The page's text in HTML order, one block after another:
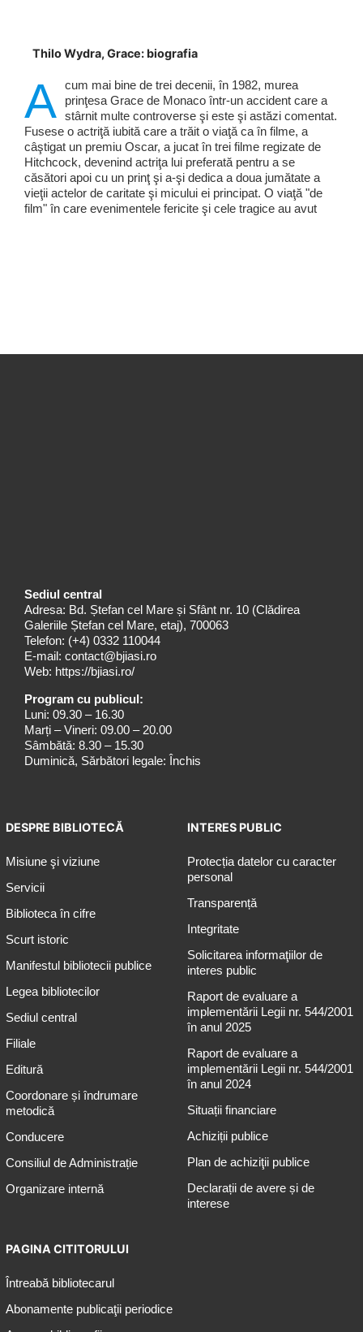
Thilo Wydra, Grace: biografia
A cum mai bine de trei decenii, în 1982, murea
prinţesa Grace de Monaco într-un accident care a
stârnit multe controverse şi este şi astăzi comentat.
Fusese o actriţă iubită care a trăit o viaţă ca în filme, a
câştigat un premiu Oscar, a jucat în trei filme regizate de
Hitchcock, devenind actriţa lui preferată pentru a se
căsători apoi cu un prinţ şi a-şi dedica a doua jumătate a
vieţii actelor de caritate şi micului ei principat. O viaţă "de
film" în care evenimentele fericite şi cele tragice au avut
Sediul central
Adresa: Bd. Ștefan cel Mare și Sfânt nr. 10 (Clădirea
Galeriile Ștefan cel Mare, etaj), 700063
Telefon: (+4) 0332 110044
E-mail: contact@bjiasi.ro
Web: https://bjiasi.ro/
Program cu publicul:
Luni: 09.30 – 16.30
Marți – Vineri: 09.00 – 20.00
Sâmbătă: 8.30 – 15.30
Duminică, Sărbători legale: Închis
DESPRE BIBLIOTECĂ
Misiune şi viziune
Servicii
Biblioteca în cifre
Scurt istoric
Manifestul bibliotecii publice
Legea bibliotecilor
Sediul central
Filiale
Editură
Coordonare și îndrumare
metodică
Conducere
Consiliul de Administrație
Organizare internă
INTERES PUBLIC
Protecția datelor cu caracter
personal
Transparență
Integritate
Solicitarea informaţiilor de
interes public
Raport de evaluare a
implementării Legii nr. 544/2001
în anul 2025
Raport de evaluare a
implementării Legii nr. 544/2001
în anul 2024
Situații financiare
Achiziții publice
Plan de achiziţii publice
Declarații de avere și de
interese
PAGINA CITITORULUI
Întreabă bibliotecarul
Abonamente publicaţii periodice